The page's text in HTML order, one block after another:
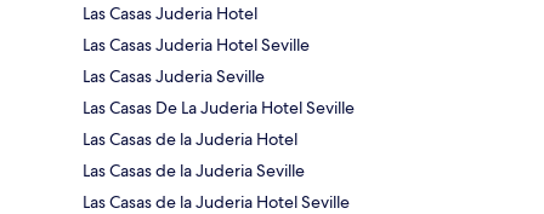
Las Casas Juderia Hotel
Las Casas Juderia Hotel Seville
Las Casas Juderia Seville
Las Casas De La Juderia Hotel Seville
Las Casas de la Juderia Hotel
Las Casas de la Juderia Seville
Las Casas de la Juderia Hotel Seville